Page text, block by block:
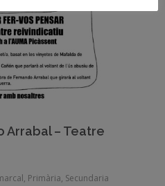
Arrabal – Teatre
, Primària, Secundaria